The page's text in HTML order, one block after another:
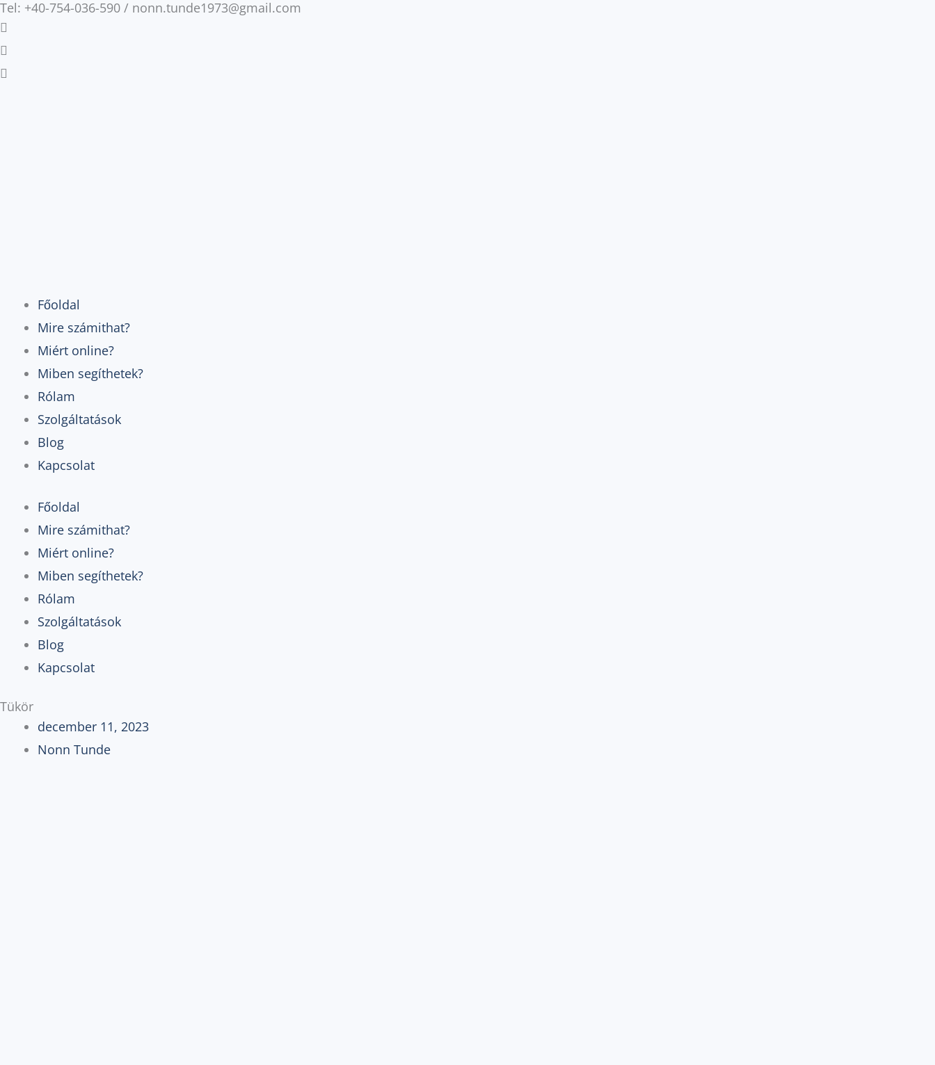
Skip
to
content
Tel: +40-754-036-590 / nonn.tunde1973@gmail.com
Főoldal
Mire számithat?
Miért online?
Miben segíthetek?
Rólam
Szolgáltatások
Blog
Kapcsolat
Főoldal
Mire számithat?
Miért online?
Miben segíthetek?
Rólam
Szolgáltatások
Blog
Kapcsolat
Tükör
december 11, 2023
Nonn Tunde